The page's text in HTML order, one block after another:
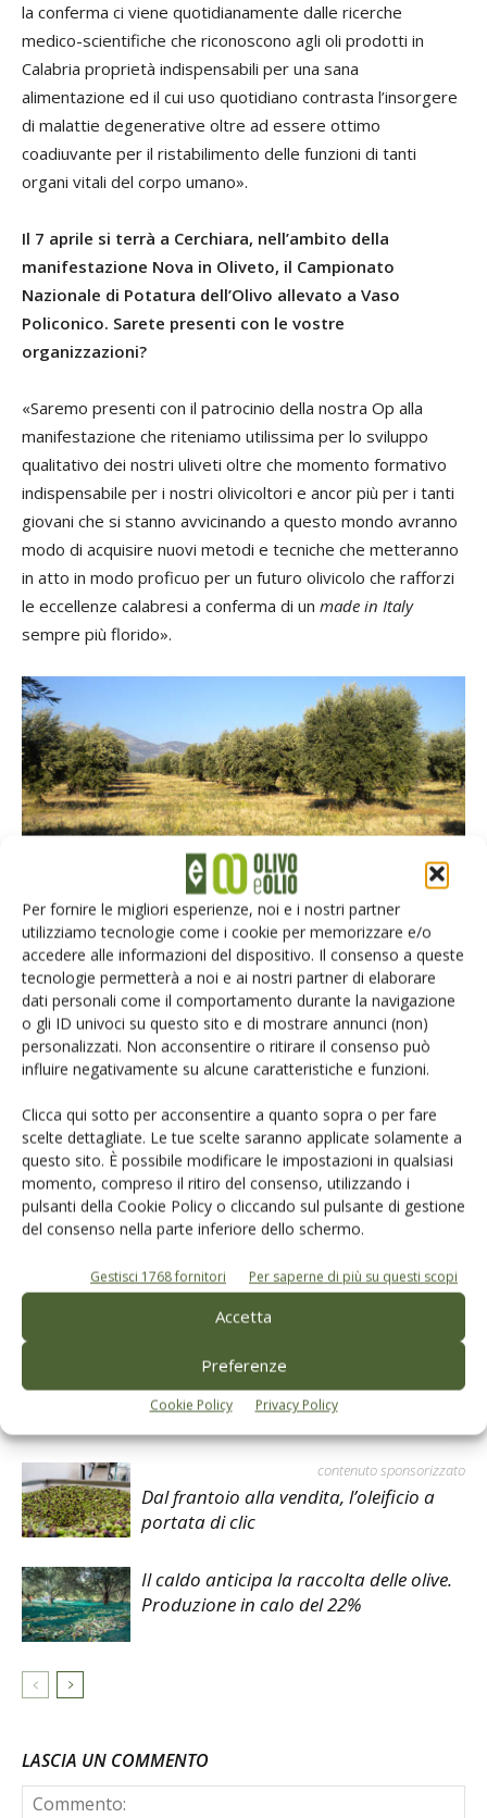
Per fornire le migliori esperienze, noi e i nostri partner
utilizziamo tecnologie come i cookie per memorizzare e/o
accedere alle informazioni del dispositivo. Il consenso a queste
tecnologie permetterà a noi e ai nostri partner di elaborare
dati personali come il comportamento durante la navigazione
o gli ID univoci su questo sito e di mostrare annunci (non)
personalizzati. Non acconsentire o ritirare il consenso può
influire negativamente su alcune caratteristiche e funzioni.
Clicca qui sotto per acconsentire a quanto sopra o per fare
scelte dettagliate. Le tue scelte saranno applicate solamente a
questo sito. È possibile modificare le impostazioni in qualsiasi
momento, compreso il ritiro del consenso, utilizzando i
pulsanti della Cookie Policy o cliccando sul pulsante di gestione
del consenso nella parte inferiore dello schermo.
Gestisci 1768 fornitori Per saperne di più su questi scopi
Accetta
Preferenze
Cookie Policy Privacy Policy
la conferma ci viene quotidianamente dalle ricerche
medico-scientifiche che riconoscono agli oli prodotti in
Calabria proprietà indispensabili per una sana
alimentazione ed il cui uso quotidiano contrasta l’insorgere
di malattie degenerative oltre ad essere ottimo
coadiuvante per il ristabilimento delle funzioni di tanti
organi vitali del corpo umano».
Il 7 aprile si terrà a Cerchiara, nell’ambito della
manifestazione Nova in Oliveto, il Campionato
Nazionale di Potatura dell’Olivo allevato a Vaso
Policonico. Sarete presenti con le vostre
organizzazioni?
«Saremo presenti con il patrocinio della nostra Op alla
manifestazione che riteniamo utilissima per lo sviluppo
qualitativo dei nostri uliveti oltre che momento formativo
indispensabile per i nostri olivicoltori e ancor più per i tanti
giovani che si stanno avvicinando a questo mondo avranno
modo di acquisire nuovi metodi e tecniche che metteranno
in atto in modo proficuo per un futuro olivicolo che rafforzi
le eccellenze calabresi a conferma di un made in Italy
sempre più florido».
Un tradizionale oliveto calabrese ad ampio sesto di impianto (foto di Bruno Bernardi).
Leggi l'articolo su Olivo e Olio n. 2/2018
L Edicola di Olivo e Olio
TAG Igp olio Olio di Calabria Igp
Facebook Twitter
Un’etichetta unica per tutto l’Olio di
Calabria Igp
contenuto sponsorizzato
Dal frantoio alla vendita, l’oleificio a
portata di clic
Il caldo anticipa la raccolta delle olive.
Produzione in calo del 22%
LASCIA UN COMMENTO